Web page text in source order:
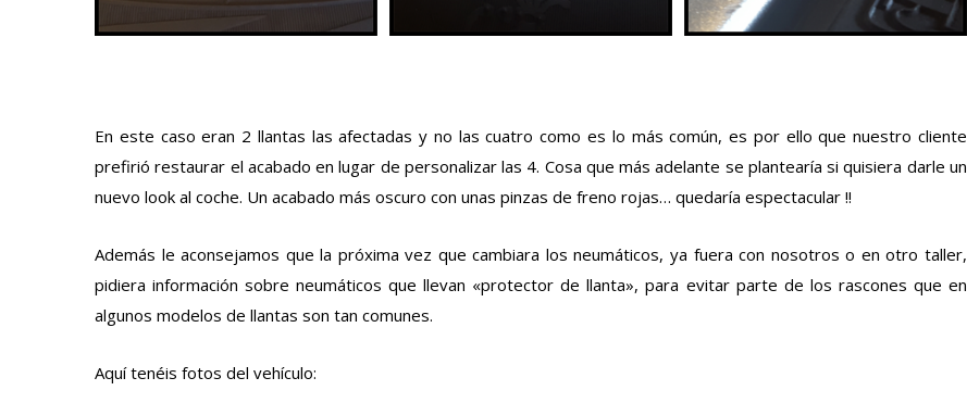
En este caso eran 2 llantas las afectadas y no las cuatro como es lo más común, es por ello que nuestro cliente
prefirió restaurar el acabado en lugar de personalizar las 4. Cosa que más adelante se plantearía si quisiera darle un
nuevo look al coche. Un acabado más oscuro con unas pinzas de freno rojas… quedaría espectacular !!
Además le aconsejamos que la próxima vez que cambiara los neumáticos, ya fuera con nosotros o en otro taller,
pidiera información sobre neumáticos que llevan «protector de llanta», para evitar parte de los rascones que en
algunos modelos de llantas son tan comunes.
Aquí tenéis fotos del vehículo: